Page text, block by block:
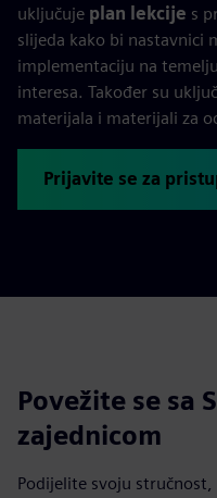
uključuje plan lekcije s
slijeda kako bi nastavnici
implementaciju na
interesa. Također su
materijala i materijali za
Prijavite se za
Povežite se sa
zajednicom
Podijelite svoju